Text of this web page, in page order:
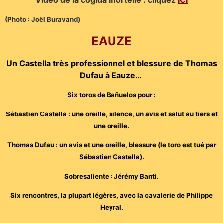
(Photo : Joël Buravand)
EAUZE
Un Castella très professionnel et blessure de Thomas
Dufau à Eauze…
Six toros de Bañuelos pour :
Sébastien Castella : une oreille, silence, un avis et salut au tiers et
une oreille.
Thomas Dufau : un avis et une oreille, blessure (le toro est tué par
Sébastien Castella).
Sobresaliente : Jérémy Banti.
Six rencontres, la plupart légères, avec la cavalerie de Philippe
Heyral.